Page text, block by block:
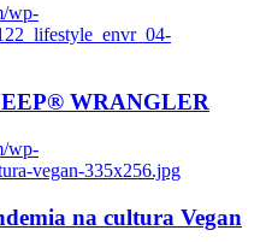
wp-
WRANGLER
wp-
vegan-335x256.jpg
na cultura Vegan